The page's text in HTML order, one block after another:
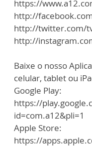
https://
http://
http://twitter.com/
http://
Baixe o nosso
celular, tablet ou
Google Play:
https://
id=com.a12&pli=1
Apple Store:
https://